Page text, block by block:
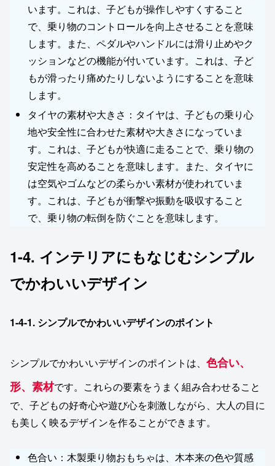
います。これは、子どもが操作しやすくすること
で、乗り物のコントロールを向上させることを意味
します。また、ペダルやハンドルには滑り止めやク
ッションなどの機能が付いています。これは、子ど
もが滑ったり痛めたりしないようにすることを意味
します。
タイヤの素材や大きさ：タイヤは、子どもの乗り心
地や安全性に合わせた素材や大きさになっていま
す。これは、子どもが快適に走ることで、乗り物の
安定性を高めることを意味します。また、タイヤに
は空気やゴムなどの柔らかい素材が使われていま
す。これは、子どもが衝撃や振動を吸収すること
で、乗り物の転倒を防ぐことを意味します。
1-4. インテリアにもなじむシンプル
でかわいいデザイン
1-4-1. シンプルでかわいいデザインのポイント
シンプルでかわいいデザインのポイントは、 色合い、
形、 素材です。これらの要素をうまく組み合わせること
で、子どもの好奇心や遊び心を刺激しながら、大人の目に
も美しく映るデザインを作ることができます。
色合い：木製乗り物おもちゃは、木本来の色や質感